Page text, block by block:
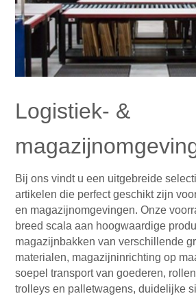
Logistiek- &
Bij ons vindt u een uitgebreide
artikelen die perfect geschikt zijn
en magazijnomgevingen. Onze
breed scala aan hoogwaardige
magazijnbakken van verschillende
materialen, magazijninrichting op
soepel transport van goederen,
trolleys en palletwagens, duidelijke